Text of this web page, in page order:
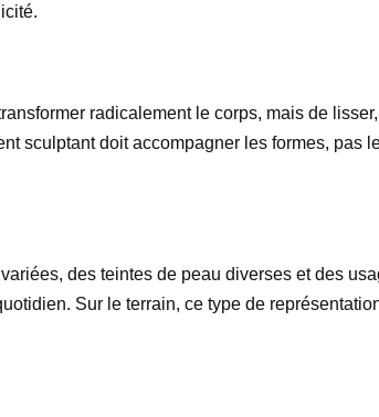
radicalement le corps, mais de
sculptant doit accompagner les formes, pas
des teintes de peau diverses et des
Sur le terrain, ce type de